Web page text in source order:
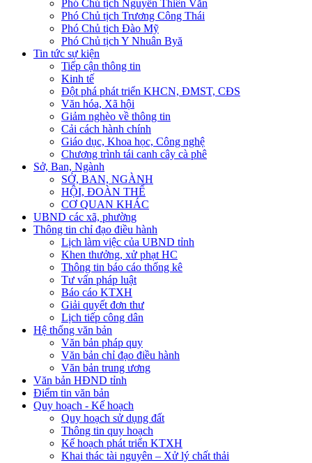
Phó Chủ tịch Nguyễn Thiên Văn
Phó Chủ tịch Trương Công Thái
Phó Chủ tịch Đào Mỹ
Phó Chủ tịch Y Nhuân Byă
Tin tức sự kiện
Tiếp cận thông tin
Kinh tế
Đột phá phát triển KHCN, ĐMST, CĐS
Văn hóa, Xã hội
Giảm nghèo về thông tin
Cải cách hành chính
Giáo dục, Khoa học, Công nghệ
Chương trình tái canh cây cà phê
Sở, Ban, Ngành
SỞ, BAN, NGÀNH
HỘI, ĐOÀN THỂ
CƠ QUAN KHÁC
UBND các xã, phường
Thông tin chỉ đạo điều hành
Lịch làm việc của UBND tỉnh
Khen thưởng, xử phạt HC
Thông tin báo cáo thống kê
Tư vấn pháp luật
Báo cáo KTXH
Giải quyết đơn thư
Lịch tiếp công dân
Hệ thống văn bản
Văn bản pháp quy
Văn bản chỉ đạo điều hành
Văn bản trung ương
Văn bản HĐND tỉnh
Điểm tin văn bản
Quy hoạch - Kế hoạch
Quy hoạch sử dụng đất
Thông tin quy hoạch
Kế hoạch phát triển KTXH
Khai thác tài nguyên – Xử lý chất thải